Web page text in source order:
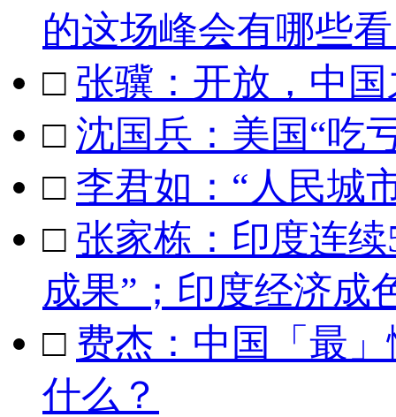
的这场峰会有哪些
□ 张骥：开放，中
□ 沈国兵：美国“吃
□ 李君如：“人民城
□ 张家栋：印度连
成果”；印度经济成
□ 费杰：中国「最
什么？